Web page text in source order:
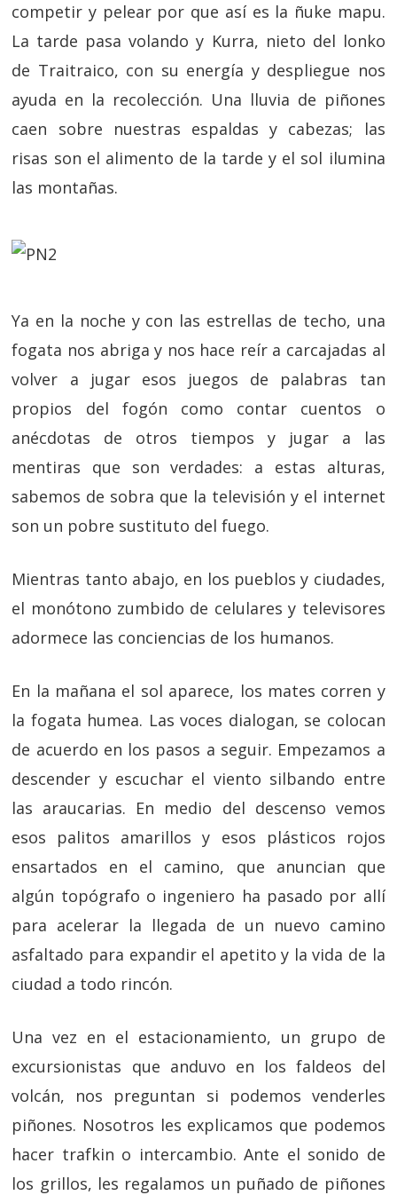
competir y pelear por que así es la ñuke mapu.
La tarde pasa volando y Kurra, nieto del lonko
de Traitraico, con su energía y despliegue nos
ayuda en la recolección. Una lluvia de piñones
caen sobre nuestras espaldas y cabezas; las
risas son el alimento de la tarde y el sol ilumina
las montañas.
Ya en la noche y con las estrellas de techo, una
fogata nos abriga y nos hace reír a carcajadas al
volver a jugar esos juegos de palabras tan
propios del fogón como contar cuentos o
anécdotas de otros tiempos y jugar a las
mentiras que son verdades: a estas alturas,
sabemos de sobra que la televisión y el internet
son un pobre sustituto del fuego.
Mientras tanto abajo, en los pueblos y ciudades,
el monótono zumbido de celulares y televisores
adormece las conciencias de los humanos.
En la mañana el sol aparece, los mates corren y
la fogata humea. Las voces dialogan, se colocan
de acuerdo en los pasos a seguir. Empezamos a
descender y escuchar el viento silbando entre
las araucarias. En medio del descenso vemos
esos palitos amarillos y esos plásticos rojos
ensartados en el camino, que anuncian que
algún topógrafo o ingeniero ha pasado por allí
para acelerar la llegada de un nuevo camino
asfaltado para expandir el apetito y la vida de la
ciudad a todo rincón.
Una vez en el estacionamiento, un grupo de
excursionistas que anduvo en los faldeos del
volcán, nos preguntan si podemos venderles
piñones. Nosotros les explicamos que podemos
hacer trafkin o intercambio. Ante el sonido de
los grillos, les regalamos un puñado de piñones